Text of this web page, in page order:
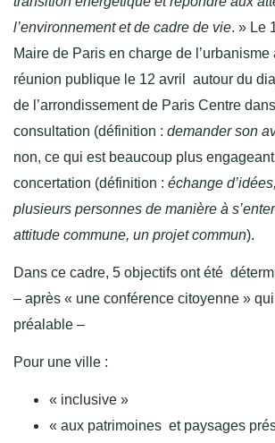
l’environnement et de cadre de vie. » Le
Maire de Paris en charge de
réunion publique le 12 avril autour du
de l’arrondissement de Paris Centre
consultation (définition : demander son
non, ce qui est beaucoup plus
concertation (définition : échange
plusieurs personnes de manière à
attitude commune, un projet commun).
Dans ce cadre, 5 objectifs ont été
– après « une conférence citoyenne »
préalable –
Pour une ville :
« inclusive »
« aux patrimoines et paysages